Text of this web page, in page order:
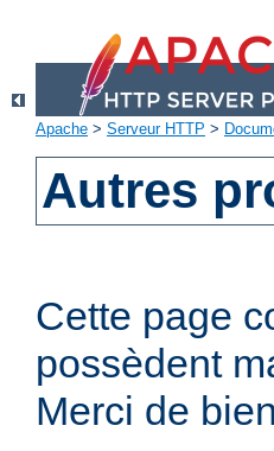
Apache > Serveur HTTP >
Autres
Cette page
possèdent
Merci de